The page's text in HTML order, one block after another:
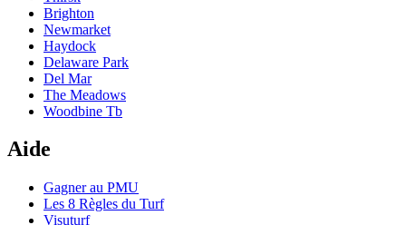
Brighton
Newmarket
Haydock
Delaware Park
Del Mar
The Meadows
Woodbine Tb
Aide
Gagner au PMU
Les 8 Règles du Turf
Visuturf